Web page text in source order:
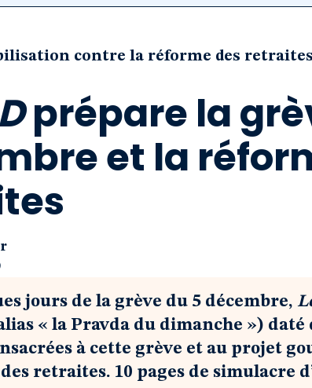
contre la réforme des retraites
prépare la
et la
jours de la grève du 5 décembre,
« la Pravda du dimanche »)
à cette grève et au projet
retraites. 10 pages de simulacre